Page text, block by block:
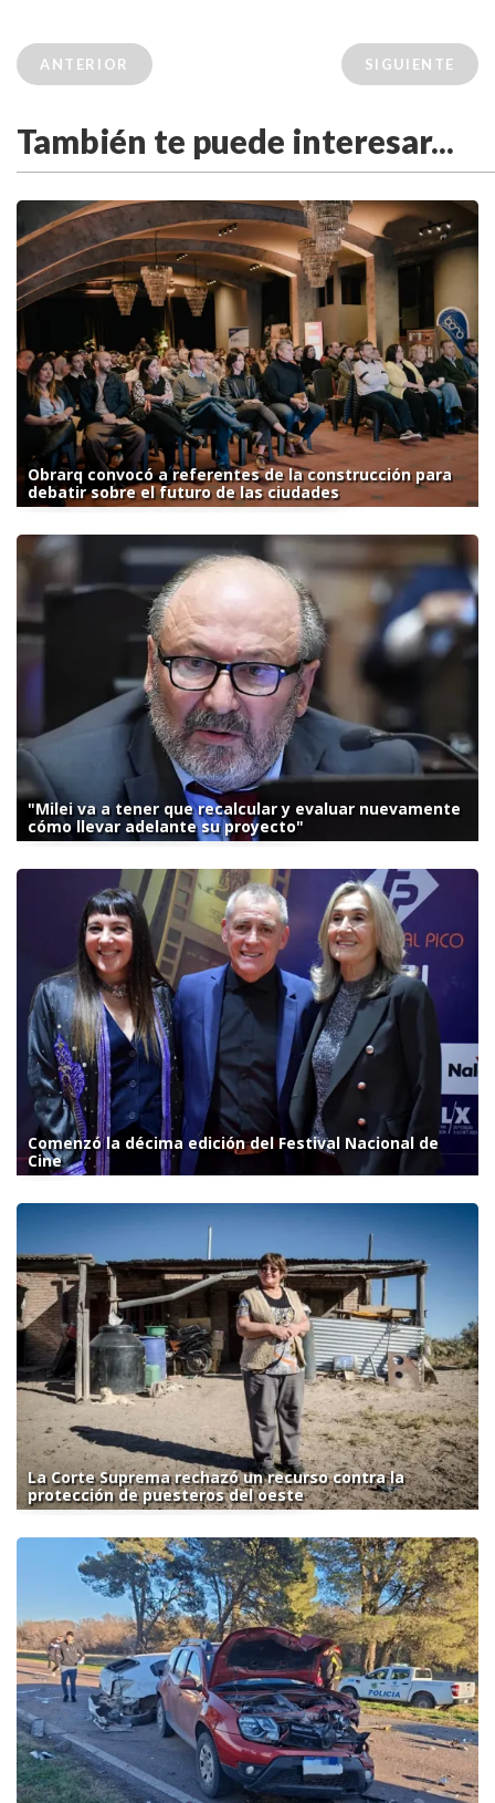
ANTERIOR SIGUIENTE
También te puede interesar...
Obrarq convocó a referentes de la construcción para
debatir sobre el futuro de las ciudades
"Milei va a tener que recalcular y evaluar nuevamente
cómo llevar adelante su proyecto"
Comenzó la décima edición del Festival Nacional de
Cine
La Corte Suprema rechazó un recurso contra la
protección de puesteros del oeste